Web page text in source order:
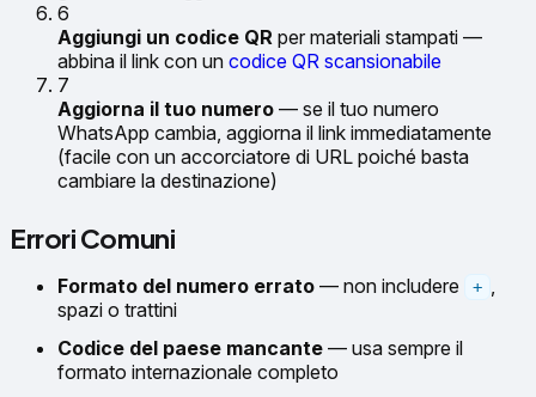
6
Aggiungi un codice QR per materiali stampati —
abbina il link con un codice QR scansionabile
7
Aggiorna il tuo numero — se il tuo numero
WhatsApp cambia, aggiorna il link immediatamente
(facile con un accorciatore di URL poiché basta
cambiare la destinazione)
Errori Comuni
Formato del numero errato — non includere + ,
spazi o trattini
Codice del paese mancante — usa sempre il
formato internazionale completo